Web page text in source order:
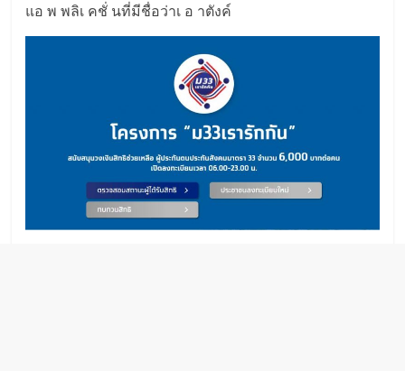
แอ ​พ พลิเ คชั่ ​นที่​มีชื่​อว่าเ อ าตังค์